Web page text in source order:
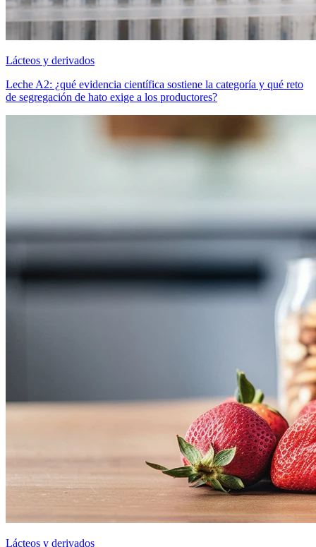
Lácteos y derivados
Leche A2: ¿qué evidencia científica sostiene la categoría y qué reto
de segregación de hato exige a los productores?
Lácteos y derivados